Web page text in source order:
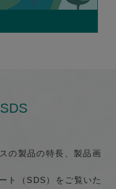
の製品の特長、製品画
ト（SDS）をご覧いた